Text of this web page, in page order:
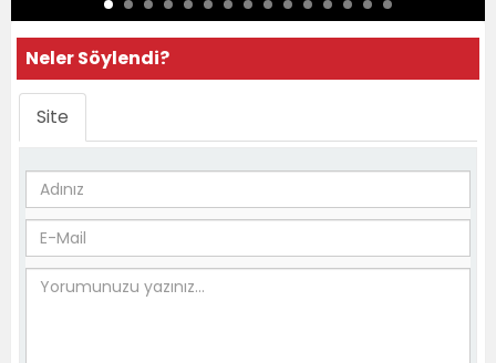
Neler Söylendi?
Site